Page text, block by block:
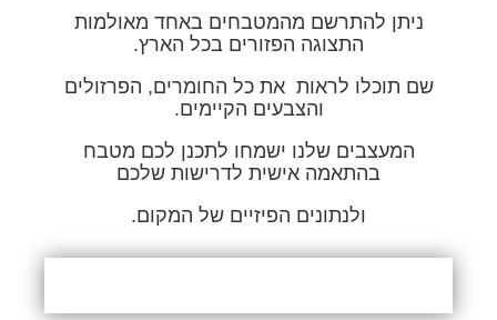
ניתן להתרשם מהמטבחים באחד מאולמות
התצוגה הפזורים בכל הארץ.
שם תוכלו לראות את כל החומרים, הפרזולים
והצבעים הקיימים.
המעצבים שלנו ישמחו לתכנן לכם מטבח
בהתאמה אישית לדרישות שלכם
ולנתונים הפיזיים של המקום.